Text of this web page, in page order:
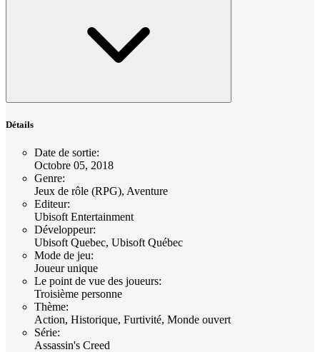
Détails
Date de sortie:
Octobre 05, 2018
Genre:
Jeux de rôle (RPG), Aventure
Editeur:
Ubisoft Entertainment
Développeur:
Ubisoft Quebec, Ubisoft Québec
Mode de jeu:
Joueur unique
Le point de vue des joueurs:
Troisième personne
Thème:
Action, Historique, Furtivité, Monde ouvert
Série:
Assassin's Creed